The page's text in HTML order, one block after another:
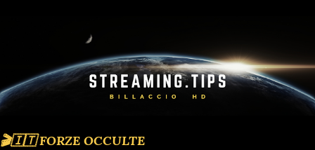
🎬🇮🇹 FORZE OCCULTE